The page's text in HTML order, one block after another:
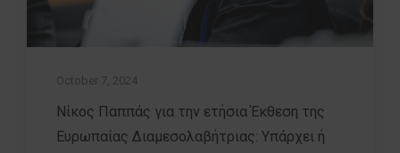
October 7, 2024
Νίκος Παππάς για την ετήσια Έκθεση της
Ευρωπαίας Διαμεσολαβήτριας: Υπάρχει ή